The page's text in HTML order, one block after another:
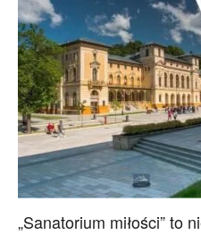
„Sanatorium miłości” to